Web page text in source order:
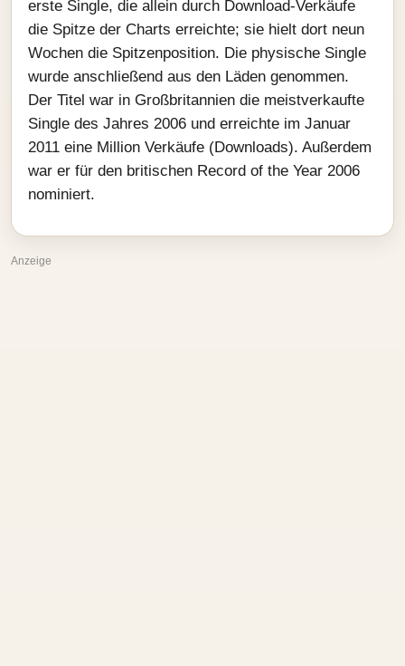
erste Single, die allein durch Download-Verkäufe
die Spitze der Charts erreichte; sie hielt dort neun
Wochen die Spitzenposition. Die physische Single
wurde anschließend aus den Läden genommen.
Der Titel war in Großbritannien die meistverkaufte
Single des Jahres 2006 und erreichte im Januar
2011 eine Million Verkäufe (Downloads). Außerdem
war er für den britischen Record of the Year 2006
nominiert.
Anzeige